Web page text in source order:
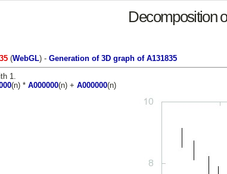
Decomposition
(WebGL) - Generation of 3D graph of A131835
1.
(n) * A000000(n) + A000000(n)